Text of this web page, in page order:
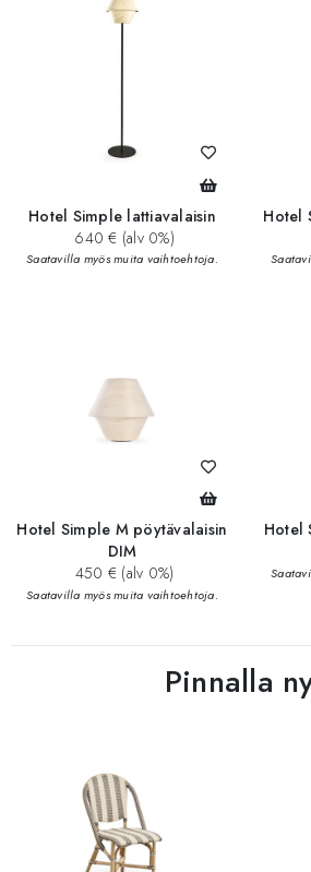
Hotel Simple lattiavalaisin
640 € (alv 0%)
Saatavilla myös muita vaihtoehtoja.
Hotel
Hotel Simple M pöytävalaisin
DIM
450 € (alv 0%)
Saatavilla myös muita vaihtoehtoja.
Hotel
Pinnalla